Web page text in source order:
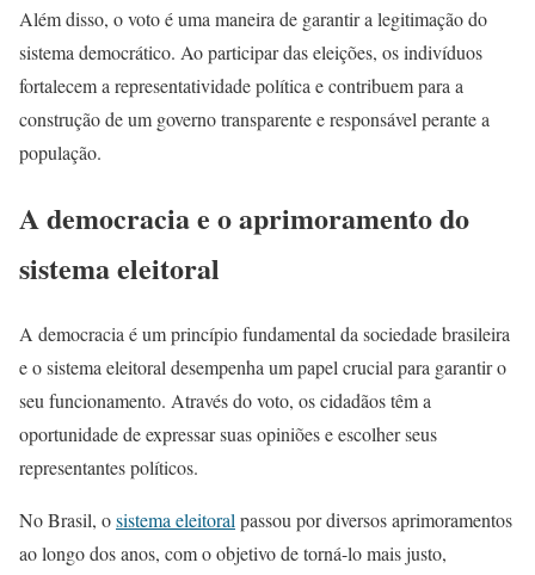
Além disso, o voto é uma maneira de garantir a legitimação do
sistema democrático. Ao participar das eleições, os indivíduos
fortalecem a representatividade política e contribuem para a
construção de um governo transparente e responsável perante a
população.
A democracia e o aprimoramento do
sistema eleitoral
A democracia é um princípio fundamental da sociedade brasileira
e o sistema eleitoral desempenha um papel crucial para garantir o
seu funcionamento. Através do voto, os cidadãos têm a
oportunidade de expressar suas opiniões e escolher seus
representantes políticos.
No Brasil, osistema eleitoral passou por diversos aprimoramentos
ao longo dos anos, com o objetivo de torná-lo mais justo,